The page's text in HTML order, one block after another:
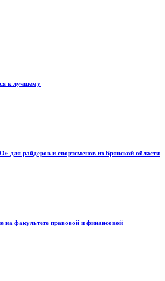
к лучшему
райдеров и спортсменов из Брянской области
на факультете правовой и финансовой